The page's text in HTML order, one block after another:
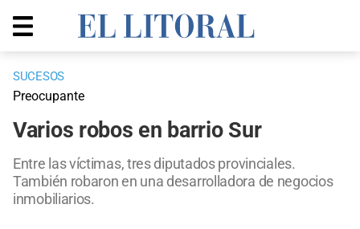
SUCESOS
Preocupante
Varios robos en barrio Sur
Entre las víctimas, tres diputados provinciales.
También robaron en una desarrolladora de negocios
inmobiliarios.